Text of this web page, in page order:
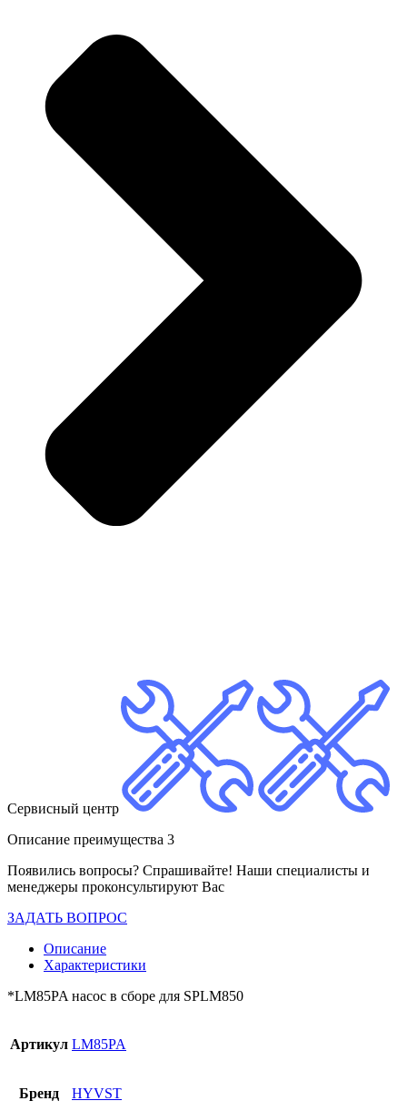
Сервисный центр
Описание преимущества 3
Появились вопросы? Спрашивайте! Наши специалисты и
менеджеры проконсультируют Вас
ЗАДАТЬ ВОПРОС
Описание
Характеристики
*LM85PA насос в сборе для SPLM850
Артикул LM85PA
Бренд HYVST